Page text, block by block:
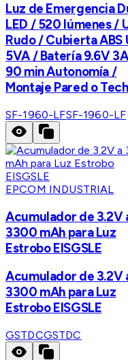
Luz de Emergencia
LED / 520 lúmenes /
Rudo / Cubierta ABS
5VA / Batería 9.6V
90 min Autonomía /
Montaje Pared o
SF-1960-LFSF-1960-LF
EPCOM INDUSTRIAL
Acumulador de 3.2V
3300 mAh para Luz
Estrobo EISGSLE
Acumulador de 3.2V
3300 mAh para Luz
Estrobo EISGSLE
GSTDCGSTDC